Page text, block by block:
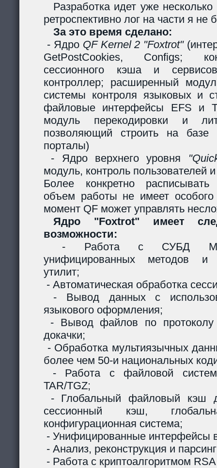
Разработка идет уже
ретроспективно лог на части я не
За это время сделано:
- Ядро QF Kernel 2 "Foxtrot"
GetPostCookies, Configs;
сессионного кэша и
контроллер; расширенный
системы контроля языковых и
файловые интерфейсы EFS и
модуль перекодировки и
позволяющий строить на базе
порталы)
- Ядро верхнего уровня
модуль, контроль пользователей и
Более конкретно
объем работы не имеет
момент QF может управлять
Ядро "Foxtrot" имеет
возможности:
- Работа с СУБД
унифицированных методов и
утилит;
- Автоматическая обработка
- Вывод данных с
языкового оформления;
- Вывод файлов по
докачки;
- Обработка мультиязычных
более чем 50-и национальных
- Работа с файловой
TAR/TGZ;
- Глобальный файловый кэш
сессионный кэш,
конфигурационная система;
- Унифицированные интерфейсы
- Анализ, реконструкция и
- Работа с криптоалгоритмом